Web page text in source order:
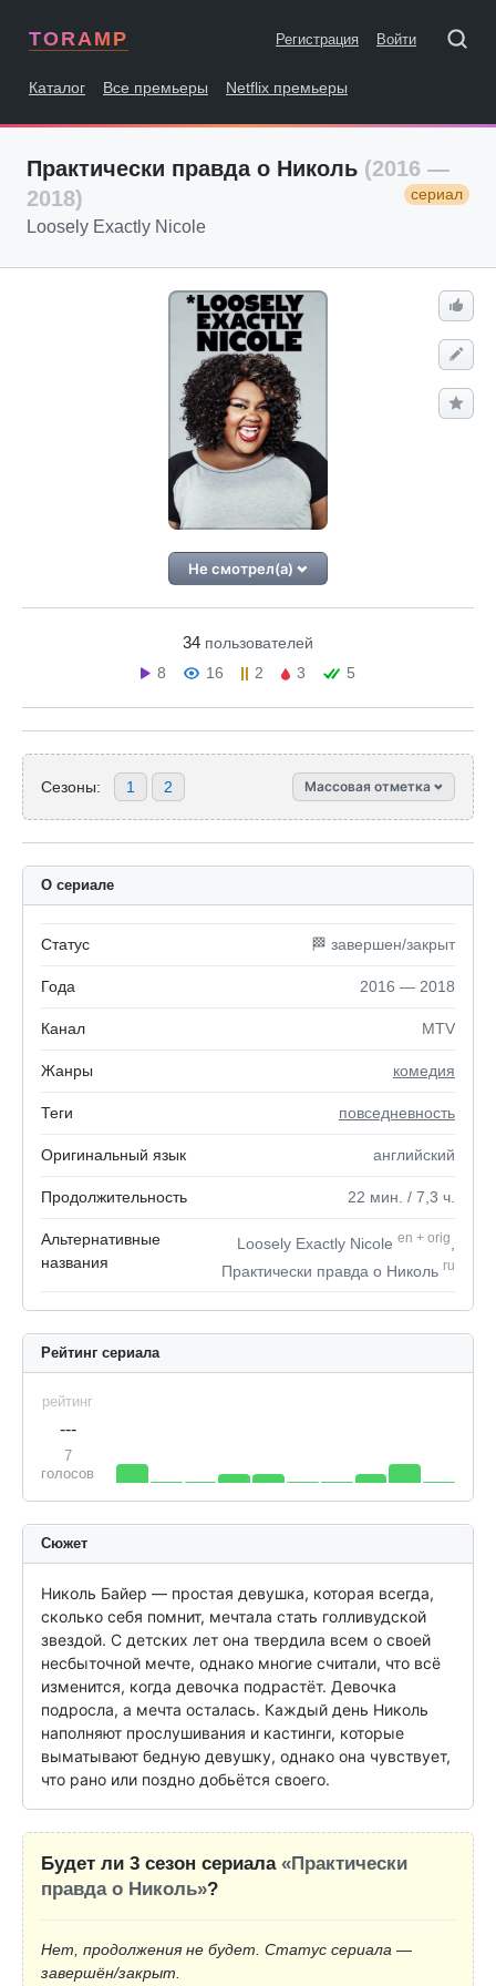
TORAMP Регистрация Войти
Каталог Все премьеры Netflix премьеры
Практически правда о Николь (2016 —
2018)
сериал
Loosely Exactly Nicole
Не смотрел(а)
34 пользователей
8
16 2 3 5
Сезоны: 1 2 Массовая отметка
О сериале
Статус 🏁 завершен/закрыт
Года 2016 — 2018
Канал MTV
Жанры комедия
Теги повседневность
Оригинальный язык английский
Продолжительность 22 мин. / 7,3 ч.
Альтернативные
названия
Loosely Exactly Nicole en + orig
Практически правда о Николь ru
Рейтинг сериала
рейтинг
---
7
голосов
Сюжет
Николь Байер — простая девушка, которая всегда,
сколько себя помнит, мечтала стать голливудской
звездой. С детских лет она твердила всем о своей
несбыточной мечте, однако многие считали, что всё
изменится, когда девочка подрастёт. Девочка
подросла, а мечта осталась. Каждый день Николь
наполняют прослушивания и кастинги, которые
выматывают бедную девушку, однако она чувствует,
что рано или поздно добьётся своего.
Будет ли 3 сезон сериала «Практически
правда о Николь»?
Нет, продолжения не будет. Статус сериала —
завершён/закрыт.